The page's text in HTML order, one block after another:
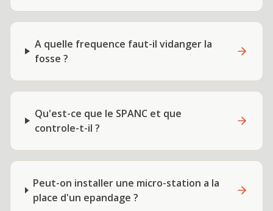
A quelle frequence faut-il vidanger la
fosse ?
Qu'est-ce que le SPANC et que
controle-t-il ?
Peut-on installer une micro-station a la
place d'un epandage ?